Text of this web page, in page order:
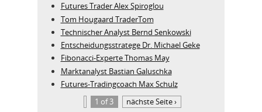
Futures Trader Alex Spiroglou
Tom Hougaard TraderTom
Technischer Analyst Bernd Senkowski
Entscheidungsstratege Dr. Michael Geke
Fibonacci-Experte Thomas May
Marktanalyst Bastian Galuschka
Futures-Tradingcoach Max Schulz
1 of 3
nächste Seite ›